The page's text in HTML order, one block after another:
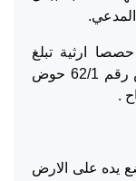
ارثية تبلغ
حصتان من اصل سبعة في قطعة الارض رقم 62/1 حوض
يده على الارض